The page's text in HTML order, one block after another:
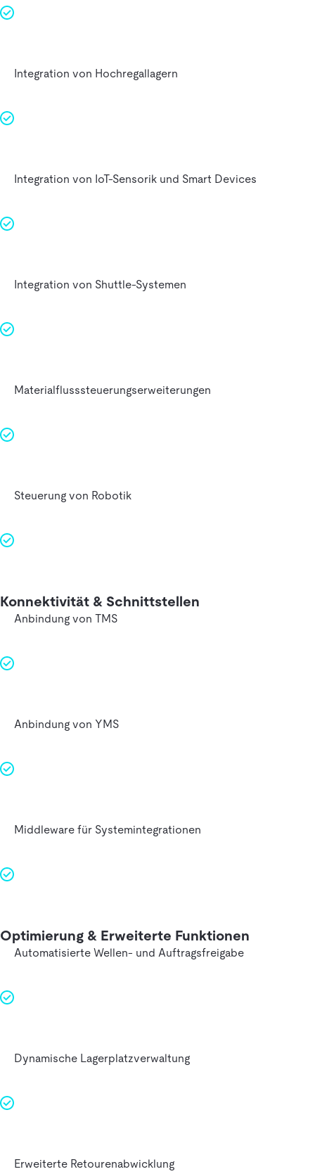
Integration von Hochregallagern
Integration von IoT-Sensorik und Smart Devices
Integration von Shuttle-Systemen
Materialflusssteuerungserweiterungen
Steuerung von Robotik
Konnektivität & Schnittstellen
Anbindung von TMS
Anbindung von YMS
Middleware für Systemintegrationen
Optimierung & Erweiterte Funktionen
Automatisierte Wellen- und Auftragsfreigabe
Dynamische Lagerplatzverwaltung
Erweiterte Retourenabwicklung